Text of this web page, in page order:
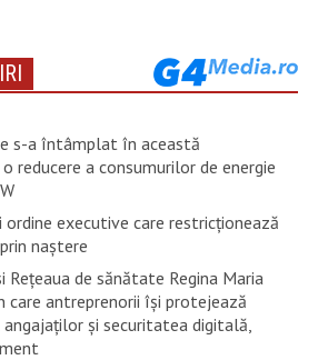
s-a întâmplat în această
reducere a consumurilor de energie
ordine executive care restricţionează
naştere
Rețeaua de sănătate Regina Maria
antreprenorii își protejează
și securitatea digitală,